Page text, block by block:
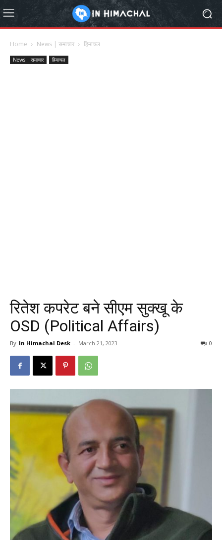
Home News | समाचार हिमाचल
News | समाचार हिमाचल
रितेश कपरेट बने सीएम सुक्खू के
OSD (Political Affairs)
By In Himachal Desk - March 21, 2023 0